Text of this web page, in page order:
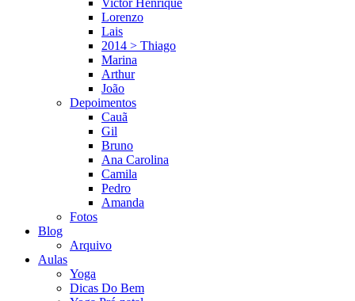
Victor Henrique
Lorenzo
Lais
2014 > Thiago
Marina
Arthur
João
Depoimentos
Cauã
Gil
Bruno
Ana Carolina
Camila
Pedro
Amanda
Fotos
Blog
Arquivo
Aulas
Yoga
Dicas Do Bem